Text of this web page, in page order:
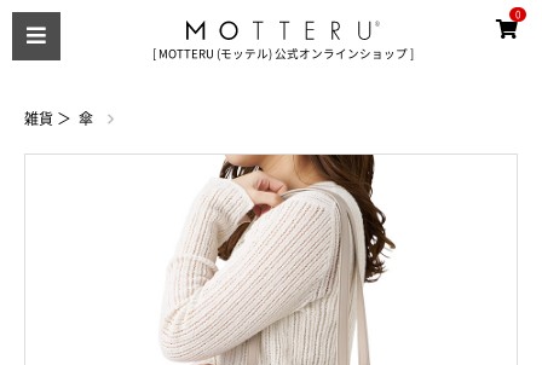
[ MOTTERU (モッテル) 公式オンラインショップ ]
0
雑貨 ＞ 傘